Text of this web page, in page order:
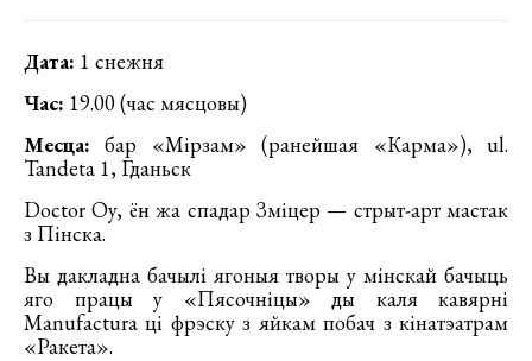
Дата: 1 снежня
Час: 19.00 (час мясцовы)
Месца:бар «Мірзам» (ранейшая «Карма»), ul.
Tandeta 1, Гданьск
Doctor Oy, ён жа спадар Зміцер — стрыт-арт мастак
з Пінска.
Вы дакладна бачылі ягоныя творы у мінскай бачыць
яго працы у «Пясочніцы» ды каля кавярні
Manufactura ці фрэску з яйкам побач з кінатэатрам
«Ракета».